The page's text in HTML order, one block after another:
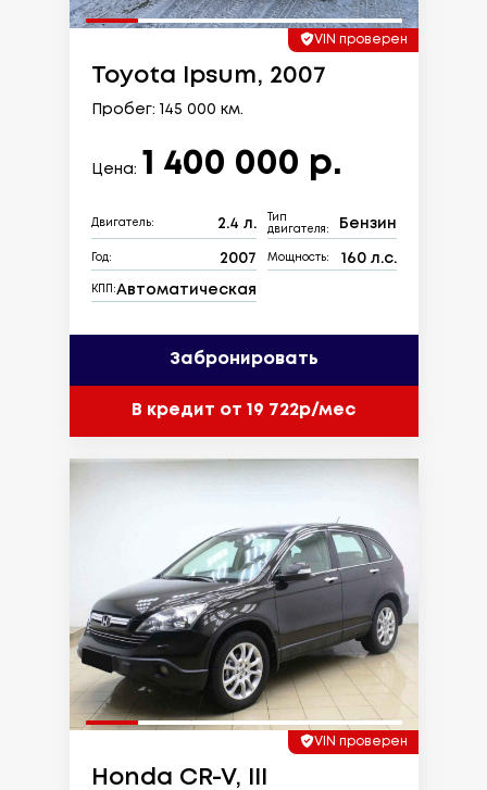
VIN проверен
Toyota Ipsum, 2007
Пробег: 145 000 км.
Цена: 1 400 000 р.
Двигатель: 2.4 л.
Тип
двигателя:
Бензин
Год: 2007 Мощность: 160 л.с.
КПП:Автоматическая
Забронировать
В кредит от 19 722р/мес
VIN проверен
Honda CR-V, III